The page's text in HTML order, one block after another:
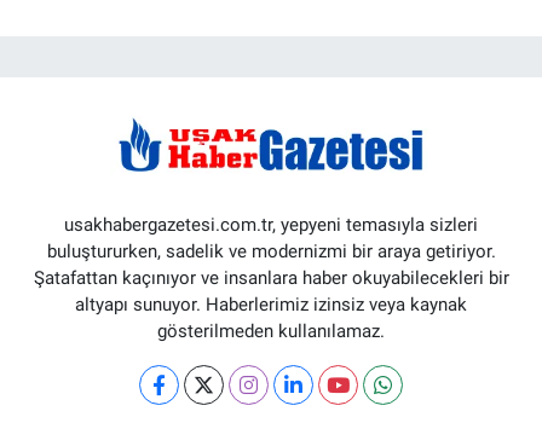
usakhabergazetesi.com.tr, yepyeni temasıyla sizleri
buluştururken, sadelik ve modernizmi bir araya getiriyor.
Şatafattan kaçınıyor ve insanlara haber okuyabilecekleri bir
altyapı sunuyor. Haberlerimiz izinsiz veya kaynak
gösterilmeden kullanılamaz.